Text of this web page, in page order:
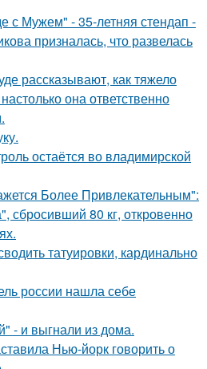
с Мужем" - 35-летняя стендап -
призналась, что развелась
рассказывают, как тяжело
она ответственно
остаётся во владимирской
Более Привлекательным":
сбросивший 80 кг, откровенно
татуировки, кардинально
россии нашла себе
- и выгнали из дома.
Нью-йорк говорить о